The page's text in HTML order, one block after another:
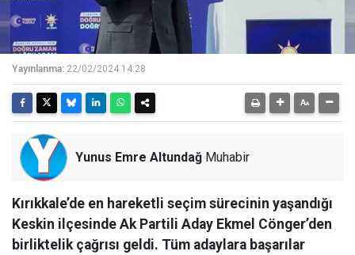
Yayınlanma: 22/02/2024 14:28
Yunus Emre Altundağ Muhabir
Kırıkkale’de en hareketli seçim sürecinin yaşandığı
Keskin ilçesinde Ak Partili Aday Ekmel Cönger’den
birliktelik çağrısı geldi. Tüm adaylara başarılar